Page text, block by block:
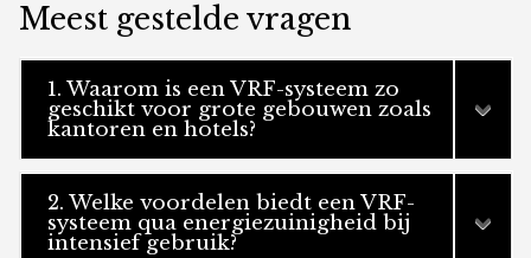
Meest gestelde vragen
1. Waarom is een VRF-systeem zo
geschikt voor grote gebouwen zoals
kantoren en hotels?
2. Welke voordelen biedt een VRF-
systeem qua energiezuinigheid bij
intensief gebruik?